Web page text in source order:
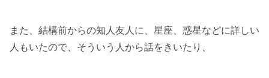
また、結構前からの知人友人に、星座、惑星などに詳しい
人もいたので、そういう人から話をきいたり、